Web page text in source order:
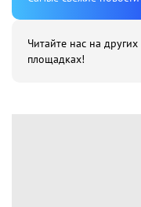
Читайте нас на других
площадках!